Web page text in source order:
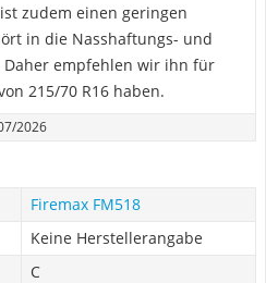
zudem einen geringen
in die Nasshaftungs- und
Daher empfehlen wir ihn für
215/70 R16 haben.
2026
Firemax FM518
Keine Herstellerangabe
C